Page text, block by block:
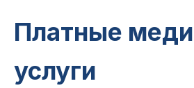
Платные
услуги